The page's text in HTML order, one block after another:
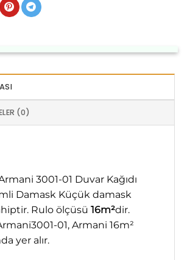
(0)
3001-01 Duvar Kağıdı
Damask Küçük damask
Rulo ölçüsü 16m²dir.
01, Armani 16m²
yer alır.